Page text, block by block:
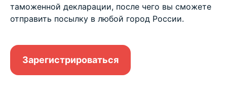
таможенной декларации, после чего вы сможете
отправить посылку в любой город России.
Зарегистрироваться